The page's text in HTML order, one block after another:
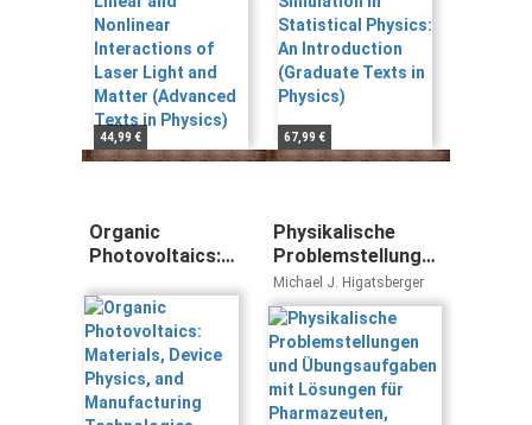
Matter
(Advanced Texts
in Physics)
44,99 €
(Graduate Texts
in Physics)
67,99 €
Organic
Photovoltaics:
Device Physics,
and
Manufacturing
Technologies
Physikalische
Problemstellungen
und
Übungsaufgaben
mit Lösungen für
Pharmazeuten,
Chemiker und
Biologen
Michael J. Higatsberger